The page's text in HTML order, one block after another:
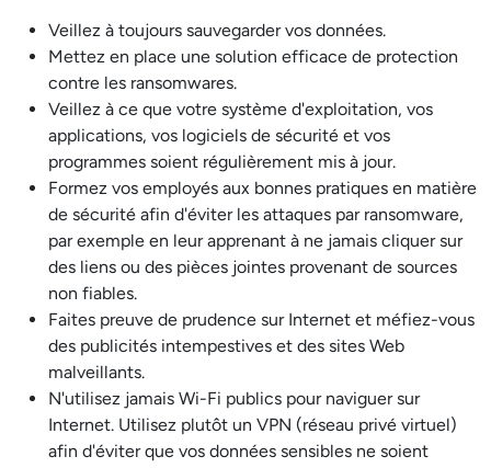
Veillez à toujours sauvegarder vos données.
Mettez en place une solution efficace de protection
contre les ransomwares.
Veillez à ce que votre système d'exploitation, vos
applications, vos logiciels de sécurité et vos
programmes soient régulièrement mis à jour.
Formez vos employés aux bonnes pratiques en matière
de sécurité afin d'éviter les attaques par ransomware,
par exemple en leur apprenant à ne jamais cliquer sur
des liens ou des pièces jointes provenant de sources
non fiables.
Faites preuve de prudence sur Internet et méfiez-vous
des publicités intempestives et des sites Web
malveillants.
N'utilisez jamais Wi-Fi publics pour naviguer sur
Internet. Utilisez plutôt un VPN (réseau privé virtuel)
afin d'éviter que vos données sensibles ne soient